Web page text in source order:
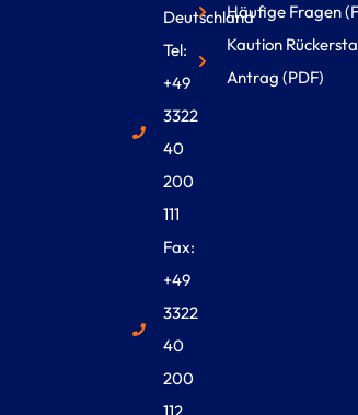
Deutschland
Tel:
+49
3322
40
200
111
Fax:
+49
3322
40
200
Häufige Fragen
Kaution
Antrag (PDF)